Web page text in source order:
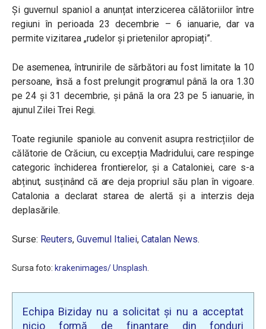
Și guvernul spaniol a anunțat interzicerea călătoriilor între
regiuni în perioada 23 decembrie – 6 ianuarie, dar va
permite vizitarea „rudelor și prietenilor apropiați”.
De asemenea, întrunirile de sărbători au fost limitate la 10
persoane, însă a fost prelungit programul până la ora 1.30
pe 24 și 31 decembrie, și până la ora 23 pe 5 ianuarie, în
ajunul Zilei Trei Regi.
Toate regiunile spaniole au convenit asupra restricțiilor de
călătorie de Crăciun, cu excepția Madridului, care respinge
categoric închiderea frontierelor, și a Cataloniei, care s-a
abținut, susținând că are deja propriul său plan în vigoare.
Catalonia a declarat starea de alertă și a interzis deja
deplasările.
Surse: Reuters, Guvernul Italiei, Catalan News.
Sursa foto: krakenimages/ Unsplash.
Echipa Biziday nu a solicitat și nu a acceptat
nicio formă de finanțare din fonduri